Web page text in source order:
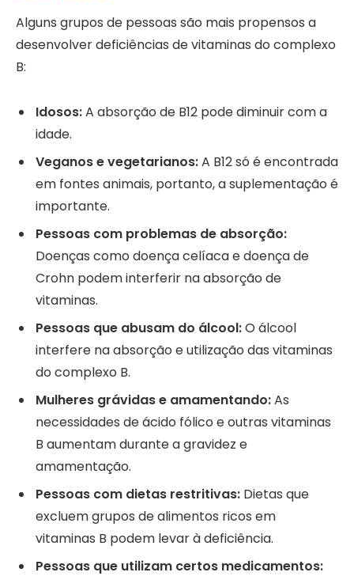
Alguns grupos de pessoas são mais propensos a
desenvolver deficiências de vitaminas do complexo
B:
Idosos:A absorção de B12 pode diminuir com a
idade.
Veganos e vegetarianos:A B12 só é encontrada
em fontes animais, portanto, a suplementação é
importante.
Pessoas com problemas de absorção:
Doenças como doença celíaca e doença de
Crohn podem interferir na absorção de
vitaminas.
Pessoas que abusam do álcool:O álcool
interfere na absorção e utilização das vitaminas
do complexo B.
Mulheres grávidas e amamentando:As
necessidades de ácido fólico e outras vitaminas
B aumentam durante a gravidez e
amamentação.
Pessoas com dietas restritivas: Dietas que
excluem grupos de alimentos ricos em
vitaminas B podem levar à deficiência.
Pessoas que utilizam certos medicamentos: